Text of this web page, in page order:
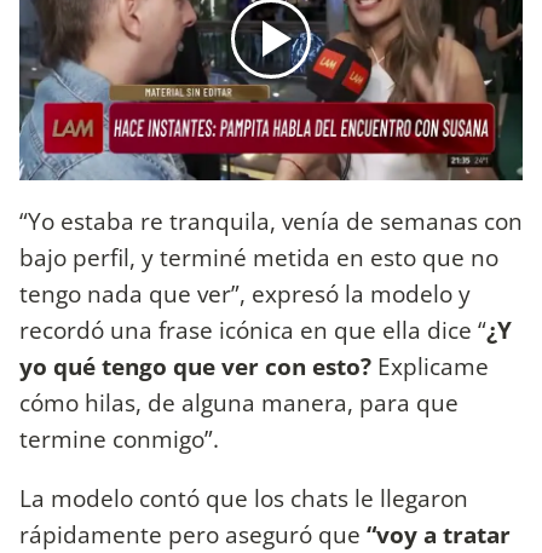
“Yo estaba re tranquila, venía de semanas con
bajo perfil, y terminé metida en esto que no
tengo nada que ver”, expresó la modelo y
recordó una frase icónica en que ella dice “¿Y
yo qué tengo que ver con esto? Explicame
cómo hilas, de alguna manera, para que
termine conmigo”.
La modelo contó que los chats le llegaron
rápidamente pero aseguró que “voy a tratar